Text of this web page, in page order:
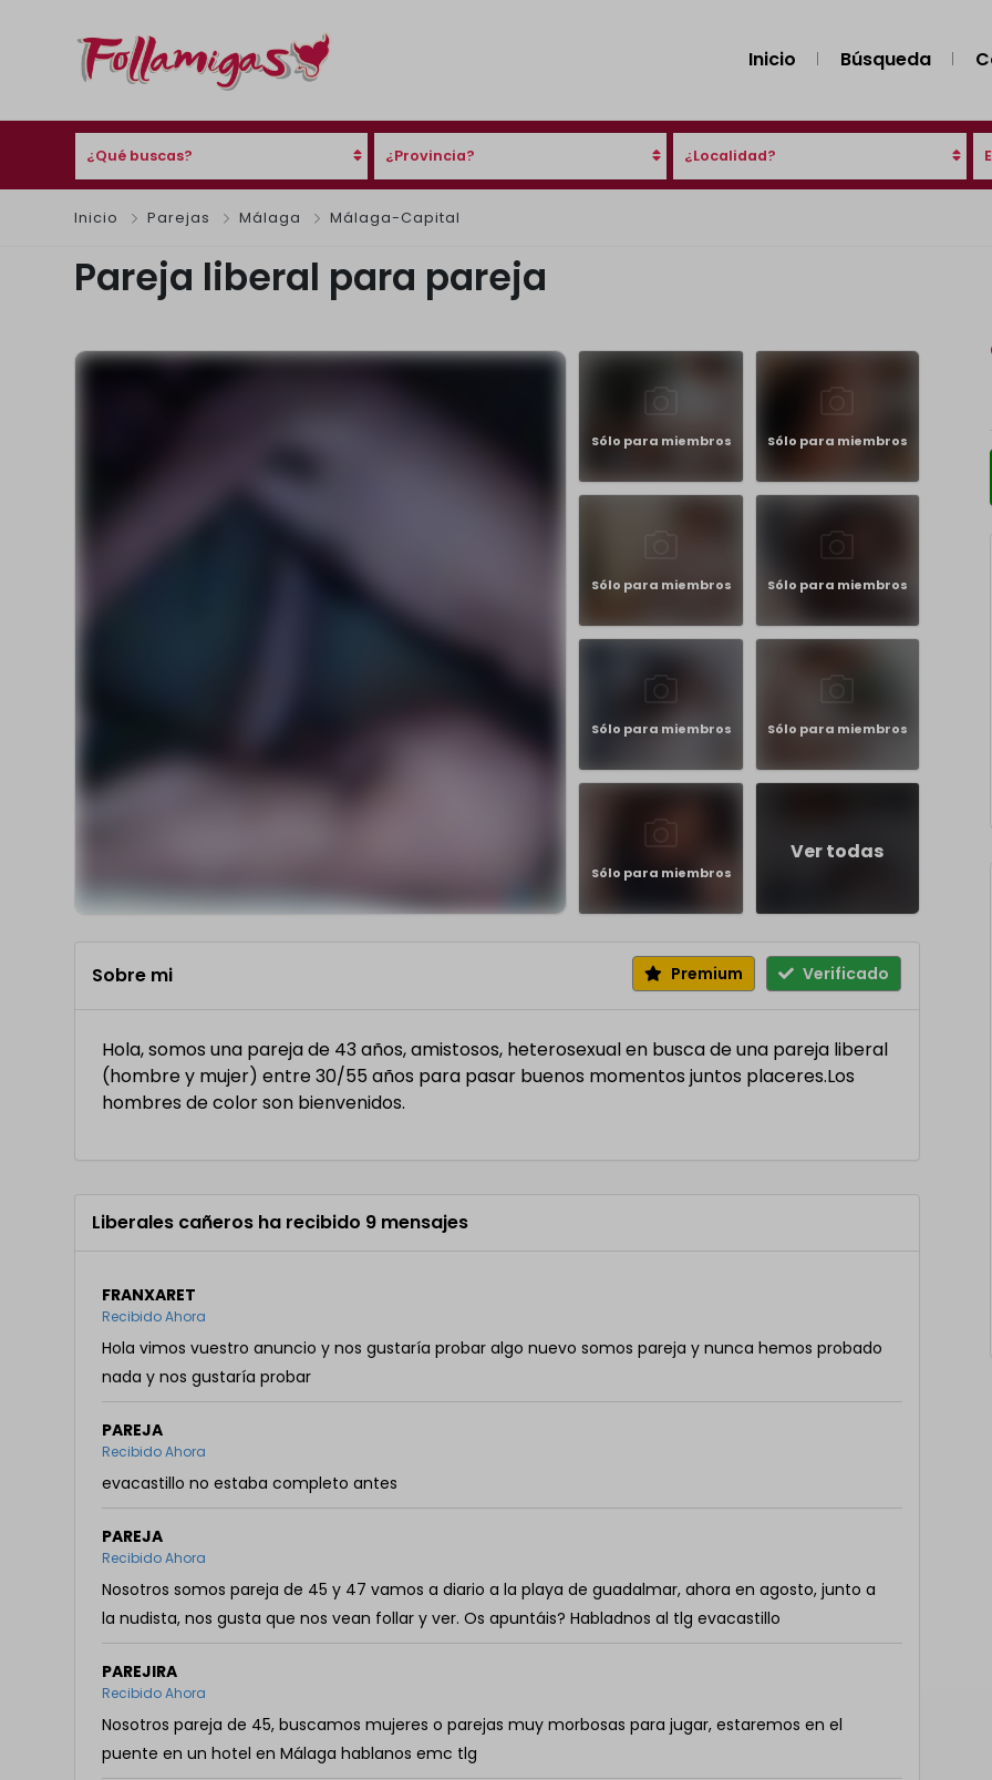
Inicio Búsqueda
¿Qué buscas? ¿Provincia? ¿Localidad?
Inicio Parejas Málaga Málaga-Capital
Pareja liberal para pareja
Sólo para miembros Sólo para miembros
Sólo para miembros Sólo para miembros
Sólo para miembros Sólo para miembros
Sólo para miembros
Ver todas
Sobre mi Premium Verificado
Hola, somos una pareja de 43 años, amistosos, heterosexual en busca de una pareja liberal
(hombre y mujer) entre 30/55 años para pasar buenos momentos juntos placeres.Los
hombres de color son bienvenidos.
Liberales cañeros ha recibido 9 mensajes
FRANXARET
Recibido Ahora
Hola vimos vuestro anuncio y nos gustaría probar algo nuevo somos pareja y nunca hemos probado
nada y nos gustaría probar
PAREJA
Recibido Ahora
evacastillo no estaba completo antes
PAREJA
Recibido Ahora
Nosotros somos pareja de 45 y 47 vamos a diario a la playa de guadalmar, ahora en agosto, junto a
la nudista, nos gusta que nos vean follar y ver. Os apuntáis? Habladnos al tlg evacastillo
PAREJIRA
Recibido Ahora
Nosotros pareja de 45, buscamos mujeres o parejas muy morbosas para jugar, estaremos en el
puente en un hotel en Málaga hablanos emc tlg